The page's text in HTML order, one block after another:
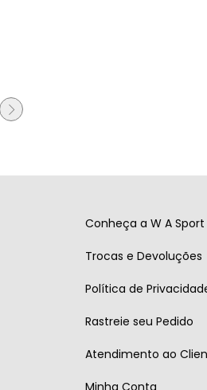
Conheça a W A Sport
Trocas e Devoluções
Política de
Rastreie seu Pedido
Atendimento ao
Minha Conta